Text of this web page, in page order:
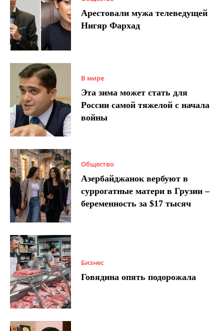
Арестовали мужа телеведущей
Нигяр Фархад
В мире
Эта зима может стать для
России самой тяжелой с начала
войны
Общество
Азербайджанок вербуют в
суррогатные матери в Грузии –
беременность за $17 тысяч
Бизнес
Говядина опять подорожала